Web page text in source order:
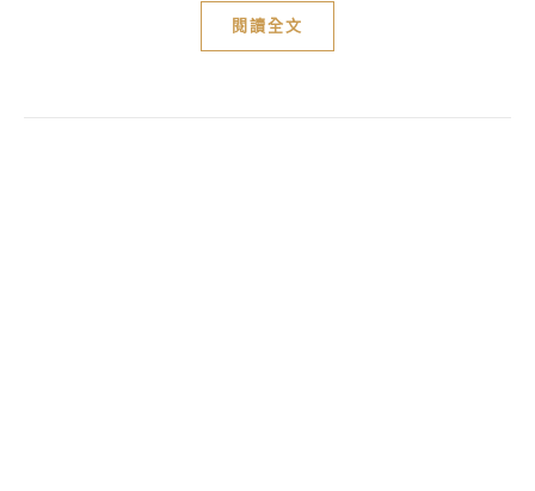
閱讀全文